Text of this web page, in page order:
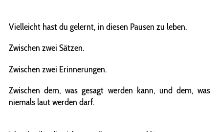
Vielleicht hast du gelernt, in diesen Pausen zu leben.
Zwischen zwei Sätzen.
Zwischen zwei Erinnerungen.
Zwischen dem, was gesagt werden kann, und dem, was
niemals laut werden darf.